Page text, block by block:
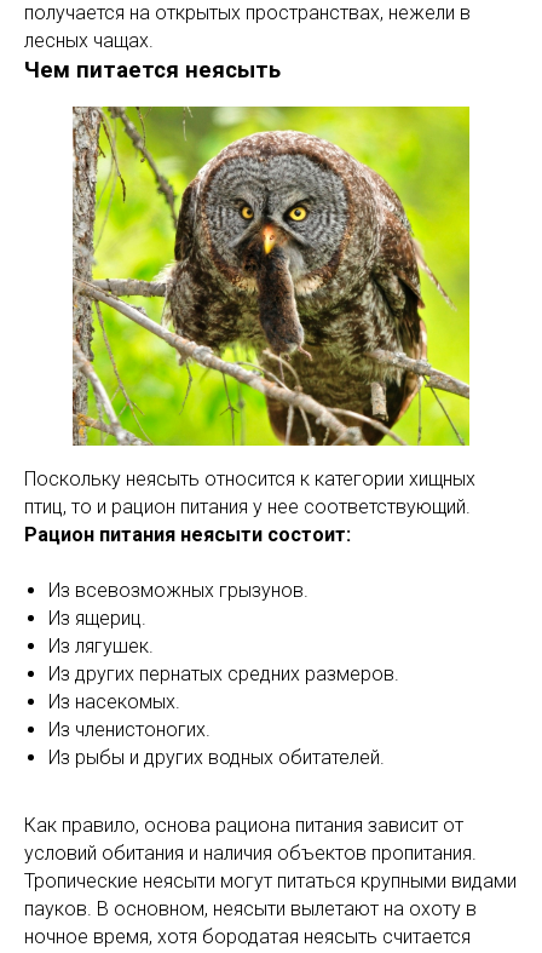
получается на открытых пространствах, нежели в
лесных чащах.
Чем питается неясыть
Поскольку неясыть относится к категории хищных
птиц, то и рацион питания у нее соответствующий.
Рацион питания неясыти состоит:
Из всевозможных грызунов.
Из ящериц.
Из лягушек.
Из других пернатых средних размеров.
Из насекомых.
Из членистоногих.
Из рыбы и других водных обитателей.
Как правило, основа рациона питания зависит от
условий обитания и наличия объектов пропитания.
Тропические неясыти могут питаться крупными видами
пауков. В основном, неясыти вылетают на охоту в
ночное время, хотя бородатая неясыть считается